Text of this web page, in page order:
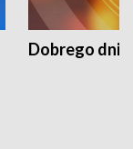
Dobrego dnia